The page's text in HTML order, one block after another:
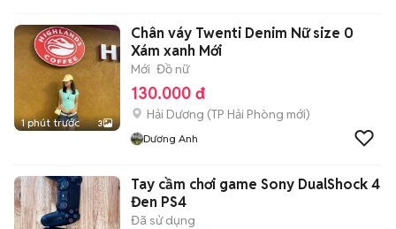
1 phút trước 3
Chân váy Twenti Denim Nữ size 0
Xám xanh Mới
Mới Đồ nữ
130.000 đ
Hải Dương (TP Hải Phòng mới)
Dương Anh
Tay cầm chơi game Sony DualShock 4
Đen PS4
Đã sử dụng